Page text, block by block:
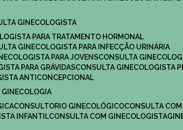
GINECOLOGISTA
PARA TRATAMENTO HORMONAL
GINECOLOGISTA PARA INFECÇÃO URINÁRIA
PARA JOVENS
CONSULTA
PARA GRÁVIDAS
CONSULTA GINECOLOGISTA
ANTICONCEPCIONAL
GINECOLOGIA
CONSULTORIO GINECOLÓGICO​
CONSULTA
INFANTIL​ CONSULTA COM GINECOLOGISTA​